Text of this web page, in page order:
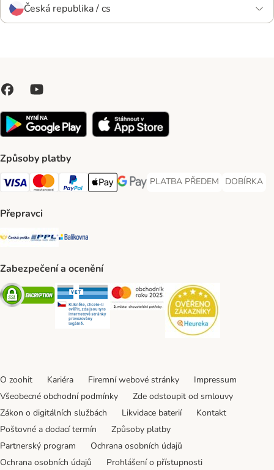
Česká republika / cs
Způsoby platby
Visa Payment Method
Mastercard Payment Method
PayPal Payment Method
Apple pay Payment Method
GooglePay Payment Method
PLATBA PŘEDEM
PLATBA PŘEDEM Payment
DOBÍRKA
DOBÍRKA
Přepravci
Česká pošta Shipping Method
PPL Shipping Method
Balíkovna Shipping Method
Zabezpečení a ocenění
Security Security Security
O zoohit Kariéra Firemní webové stránky
Impressum
Všeobecné obchodní podmínky
Zde odstoupit od smlouvy
Zákon o digitálních službách
Likvidace baterií
Kontakt
Poštovné a dodací termín
Způsoby platby
Partnerský program
Ochrana osobních údajů
Ochrana osobních údajů
Prohlášení o přístupnosti